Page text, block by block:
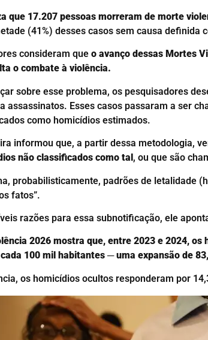
que 17.207 pessoas morreram de morte
(41%) desses casos sem causa
consideram que o avanço dessas Mortes
o combate à violência.
sobre esse problema, os pesquisadores
assassinatos. Esses casos passaram a ser
como homicídios estimados.
informou que, a partir dessa metodologia,
não classificados como tal, ou que são
probabilisticamente, padrões de letalidade
fatos”.
razões para essa subnotificação, ele
2026 mostra que, entre 2023 e 2024,
100 mil habitantes ─ uma expansão de
os homicídios ocultos responderam por